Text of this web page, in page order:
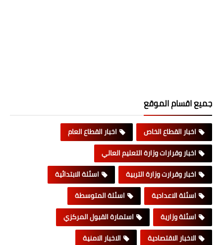
جميع اقسام الموقع
اخبار القطاع الخاص
اخبار القطاع العام
اخبار وقرارات وزارة التعليم العالي
اخبار وقرارت وزارة التربية
اسئلة الابتدائية
اسئلة الاعدادية
اسئلة المتوسطة
اسئلة وزارية
استمارة القبول المركزي
الاخبار الاقتصادية
الاخبار الامنية